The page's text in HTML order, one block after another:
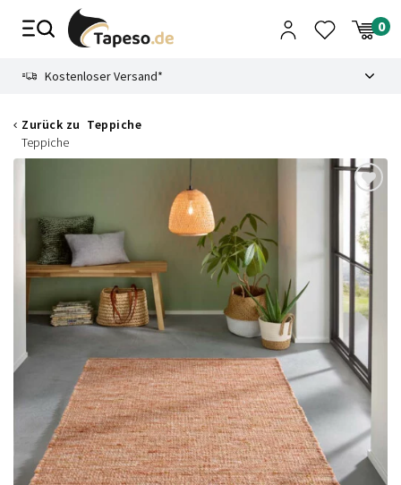
Zusammenbruch
Kostenloser Versand*
Zurück zu Teppiche
Teppiche